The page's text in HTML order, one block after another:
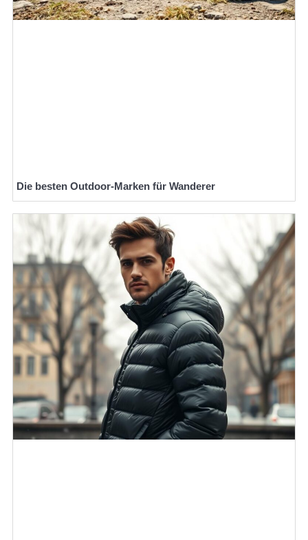
Die besten Outdoor-Marken für Wanderer